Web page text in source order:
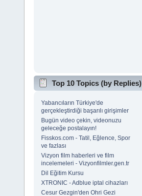
Top 10 Topics (by Replies)
Yabancıların Türkiye'de
gerçekleştirdiği başarılı girişimler
Bugün video çekin, videonuzu
geleceğe postalayın!
Fisskos.com - Tatil, Eğlence, Spor
ve fazlası
Vizyon film haberleri ve film
incelemeleri - Vizyonfilmler.gen.tr
Dil Eğitim Kursu
XTRONIC - Adblue iptal cihazları
Cesur Gezgin'den Ohri Gezi